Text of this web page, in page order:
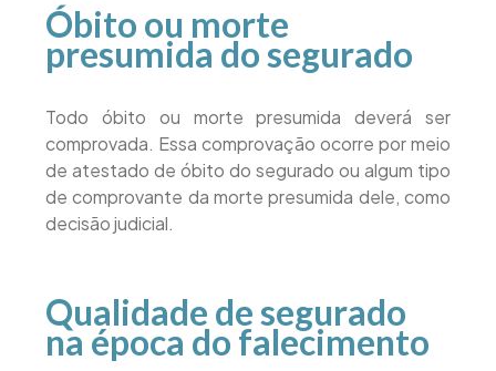
Óbito ou morte
presumida do segurado
Todo óbito ou morte presumida deverá ser
comprovada. Essa comprovação ocorre por meio
de atestado de óbito do segurado ou algum tipo
de comprovante da morte presumida dele, como
decisão judicial.
Qualidade de segurado
na época do falecimento